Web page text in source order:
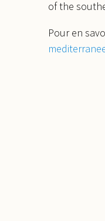
of the
Pour en